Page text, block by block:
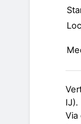
IJ).
Via